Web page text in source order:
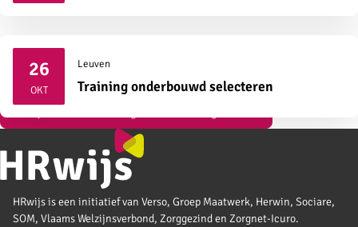
26
OKT2026
Leuven
Training onderbouwd selecteren
HRwijs is een initiatief van Verso, Groep Maatwerk, Herwin, Sociare,
SOM, Vlaams Welzijnsverbond, Zorggezind en Zorgnet-Icuro.